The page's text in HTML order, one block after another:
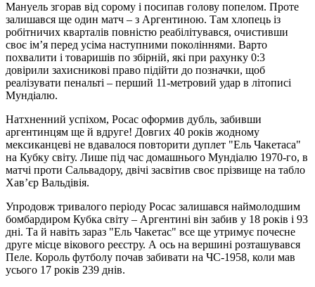
Мануель згорав від сорому і посипав голову попелом. Проте
залишався ще один матч – з Аргентиною. Там хлопець із
робітничих кварталів повністю реабілітувався, очистивши
своє ім’я перед усіма наступними поколіннями. Варто
похвалити і товаришів по збірній, які при рахунку 0:3
довірили захисникові право підійти до позначки, щоб
реалізувати пенальті – перший 11-метровий удар в літописі
Мундіалю.
Натхненний успіхом, Росас оформив дубль, забивши
аргентинцям ще й вдруге! Довгих 40 років жодному
мексиканцеві не вдавалося повторити дуплет "Ель Чакетаса"
на Кубку світу. Лише під час домашнього Мундіалю 1970-го, в
матчі проти Сальвадору, двічі засвітив своє прізвище на табло
Хав’єр Вальдівія.
Упродовж тривалого періоду Росас залишався наймолодшим
бомбардиром Кубка світу – Аргентині він забив у 18 років і 93
дні. Та й навіть зараз "Ель Чакетас" все ще утримує почесне
друге місце вікового реєстру. А ось на вершині розташувався
Пеле. Король футболу почав забивати на ЧС-1958, коли мав
усього 17 років 239 днів.